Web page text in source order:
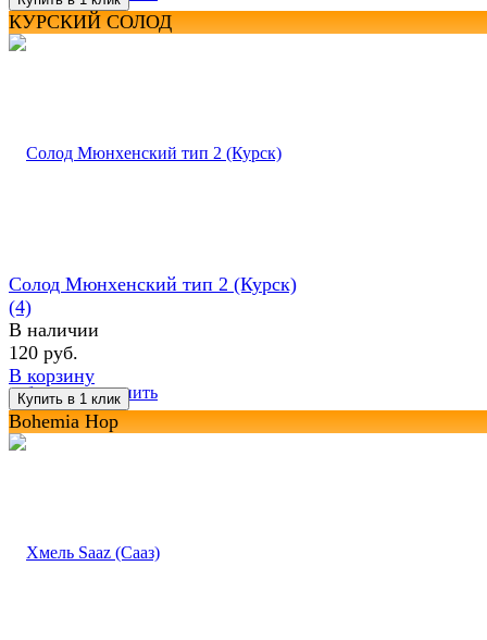
КУРСКИЙ СОЛОД
избранное сравнить
Солод Мюнхенский тип 2 (Курск)
(4)
В наличии
120 руб.
В корзину
Bohemia Hop